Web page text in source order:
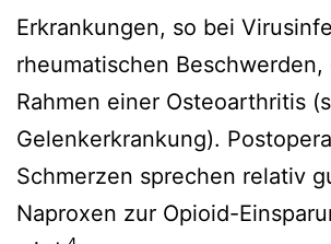
Erkrankungen, so bei
rheumatischen Beschwerden,
Rahmen einer Osteoarthritis
Gelenkerkrankung).
Schmerzen sprechen relativ
Naproxen zur Opioid-